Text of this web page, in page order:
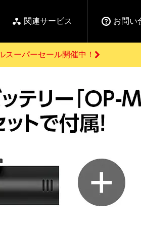
関連サービス お問い
Yupiteruメタバース
人気
カテゴリ
タ更新のお申込はこちら
ール告知
告知】水曜市は毎
水曜開催！全品
ち情報・トピックス
わせ前のご確認はこちら
ゴルフ商品を探す 純正スペア
Yupiteruダイ
登録後すぐ
スーパーセール開催中！